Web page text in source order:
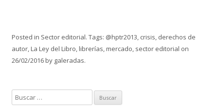
Posted in Sector editorial. Tags: @hptr2013, crisis, derechos de
autor,La Ley del Libro,librerías,mercado, sector editorial on
26/02/2016by galeradas.